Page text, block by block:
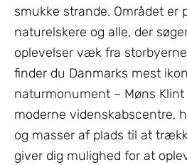
smukke strande. Området er
naturelskere og alle, der
oplevelser væk fra
finder du Danmarks mest
naturmonument – Møns
moderne videnskabscentre,
og masser af plads til at
giver dig mulighed for at